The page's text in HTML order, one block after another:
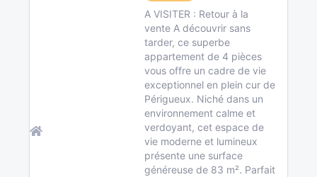
A VISITER : Retour à la
vente A découvrir sans
tarder, ce superbe
appartement de 4 pièces
vous offre un cadre de vie
exceptionnel en plein cur de
Périgueux. Niché dans un
environnement calme et
verdoyant, cet espace de
vie moderne et lumineux
présente une surface
généreuse de 83 m². Parfait